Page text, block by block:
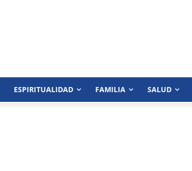
ESPIRITUALIDAD FAMILIA SALUD